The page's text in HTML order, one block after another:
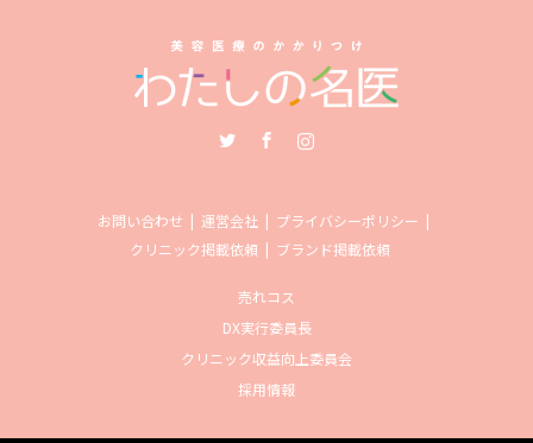
お問い合わせ 運営会社
プライバシーポリシー
クリニック掲載依頼
ブランド掲載依頼
売れコス
DX実行委員長
クリニック収益向上委員会
採用情報